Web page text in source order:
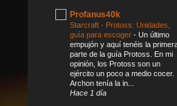
Profanus40k
Starcraft - Protoss: Unidades,
guía para escoger - Un último
empujón y aquí tenéis la
parte de la guía Protoss. En mi
opinión, los Protoss son un
ejército un poco a medio cocer.
Archon tenía la in...
Hace 1 día